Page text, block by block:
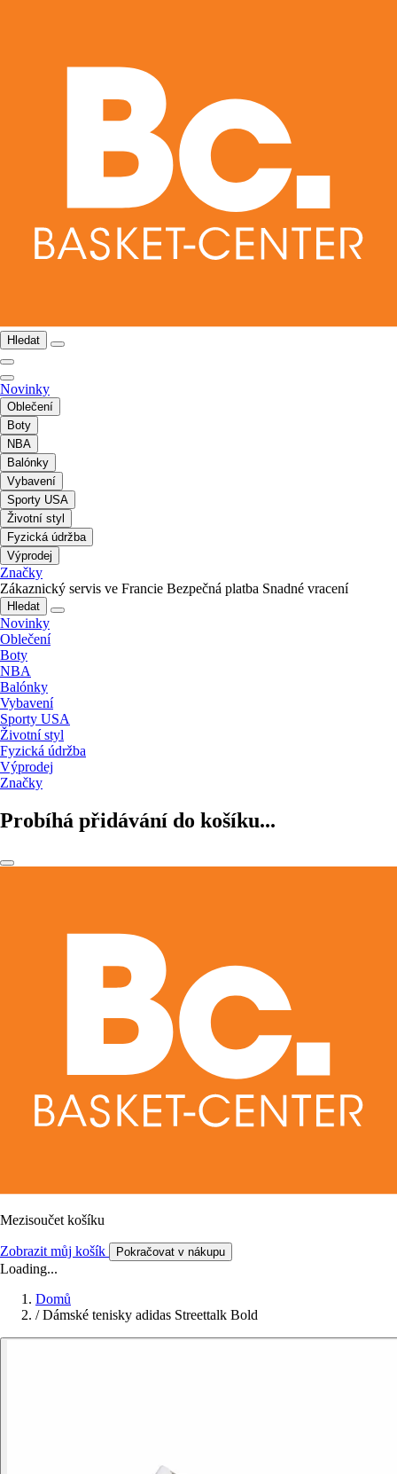
Hledat
Novinky
Oblečení
Boty
NBA
Balónky
Vybavení
Sporty USA
Životní styl
Fyzická údržba
Výprodej
Značky
Zákaznický servis ve Francie Bezpečná platba Snadné vracení
Hledat
Novinky
Oblečení
Boty
NBA
Balónky
Vybavení
Sporty USA
Životní styl
Fyzická údržba
Výprodej
Značky
Probíhá přidávání do košíku...
Mezisoučet košíku
Zobrazit můj košík Pokračovat v nákupu
Loading...
Domů
/ Dámské tenisky adidas Streettalk Bold